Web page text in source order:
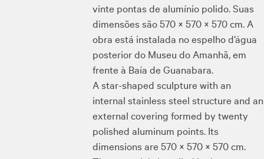
vinte pontas de alumínio polido. Suas
dimensões são 570 × 570 × 570 cm. A
obra está instalada no espelho d’água
posterior do Museu do Amanhã, em
frente à Baía de Guanabara.
A star-shaped sculpture with an
internal stainless steel structure and an
external covering formed by twenty
polished aluminum points. Its
dimensions are 570 × 570 × 570 cm.